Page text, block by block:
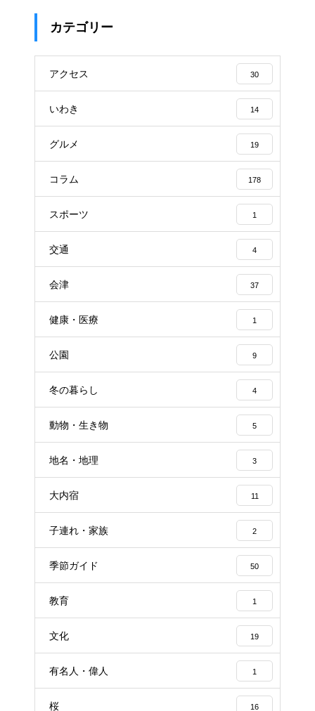
カテゴリー
アクセス 30
いわき 14
グルメ 19
コラム 178
スポーツ 1
交通 4
会津 37
健康・医療 1
公園 9
冬の暮らし 4
動物・生き物 5
地名・地理 3
大内宿 11
子連れ・家族 2
季節ガイド 50
教育 1
文化 19
有名人・偉人 1
桜 16